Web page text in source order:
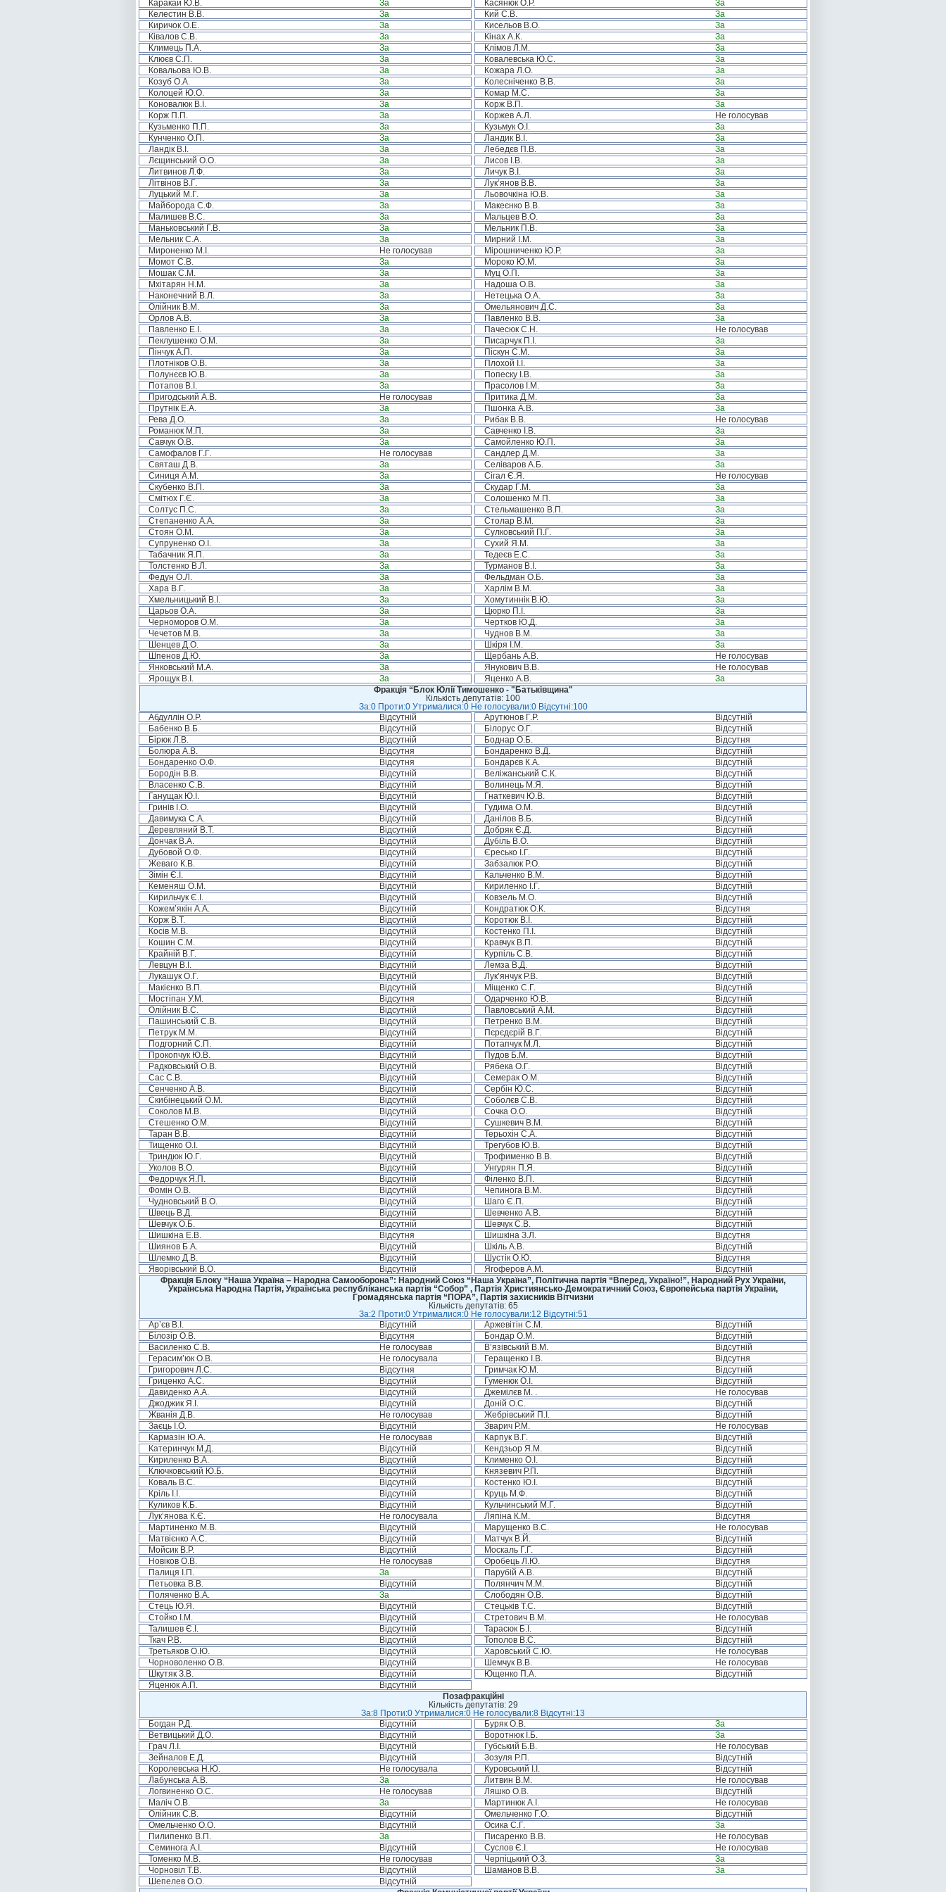
Каракай Ю.В.
За Касянюк О.Р.
За
Келестин В.В.
За Кий С.В.
За
Киричок О.Е.
За Кисельов В.О.
За
Ківалов С.В.
За Кінах А.К.
За
Климець П.А.
За Клімов Л.М.
За
Клюєв С.П.
За Ковалевська Ю.С.
За
Ковальова Ю.В.
За Кожара Л.О.
За
Козуб О.А.
За Колесніченко В.В.
За
Колоцей Ю.О.
За Комар М.С.
За
Коновалюк В.І.
За Корж В.П.
За
Корж П.П.
За Коржев А.Л.
Не голосував
Кузьменко П.П.
За Кузьмук О.І.
За
Кунченко О.П.
За Ландик В.І.
За
Ландік В.І.
За Лебедєв П.В.
За
Лєщинський О.О.
За Лисов І.В.
За
Литвинов Л.Ф.
За Личук В.І.
За
Літвінов В.Г.
За Лук’янов В.В.
За
Луцький М.Г.
За Льовочкіна Ю.В.
За
Майборода С.Ф.
За Макеєнко В.В.
За
Малишев В.С.
За Мальцев В.О.
За
Маньковський Г.В.
За Мельник П.В.
За
Мельник С.А.
За Мирний І.М.
За
Мироненко М.І.
Не голосував Мірошниченко Ю.Р.
За
Момот С.В.
За Мороко Ю.М.
За
Мошак С.М.
За Муц О.П.
За
Мхітарян Н.М.
За Надоша О.В.
За
Наконечний В.Л.
За Нетецька О.А.
За
Олійник В.М.
За Омельянович Д.С.
За
Орлов А.В.
За Павленко В.В.
За
Павленко Е.І.
За Пачесюк С.Н.
Не голосував
Пеклушенко О.М.
За Писарчук П.І.
За
Пінчук А.П.
За Піскун С.М.
За
Плотніков О.В.
За Плохой І.І.
За
Полунєєв Ю.В.
За Попеску І.В.
За
Потапов В.І.
За Прасолов І.М.
За
Пригодський А.В.
Не голосував Притика Д.М.
За
Прутнік Е.А.
За Пшонка А.В.
За
Рева Д.О.
За Рибак В.В.
Не голосував
Романюк М.П.
За Савченко І.В.
За
Савчук О.В.
За Самойленко Ю.П.
За
Самофалов Г.Г.
Не голосував Сандлер Д.М.
За
Святаш Д.В.
За Селіваров А.Б.
За
Синиця А.М.
За Сігал Є.Я.
Не голосував
Скубенко В.П.
За Скудар Г.М.
За
Смітюх Г.Є.
За Солошенко М.П.
За
Солтус П.С.
За Стельмашенко В.П.
За
Степаненко А.А.
За Столар В.М.
За
Стоян О.М.
За Сулковський П.Г.
За
Супруненко О.І.
За Сухий Я.М.
За
Табачник Я.П.
За Тедеєв Е.С.
За
Толстенко В.Л.
За Турманов В.І.
За
Федун О.Л.
За Фельдман О.Б.
За
Хара В.Г.
За Харлім В.М.
За
Хмельницький В.І.
За Хомутиннік В.Ю.
За
Царьов О.А.
За Цюрко П.І.
За
Черноморов О.М.
За Чертков Ю.Д.
За
Чечетов М.В.
За Чуднов В.М.
За
Шенцев Д.О.
За Шкіря І.М.
За
Шпенов Д.Ю.
За Щербань А.В.
Не голосував
Янковський М.А.
За Янукович В.В.
Не голосував
Ярощук В.І.
За Яценко А.В.
За
Фракція “Блок Юлії Тимошенко - "Батьківщина"
Кількість депутатів: 100
За:0 Проти:0 Утрималися:0 Не голосували:0 Відсутні:100
Абдуллін О.Р.
Відсутній Арутюнов Г.Р.
Відсутній
Бабенко В.Б.
Відсутній Білорус О.Г.
Відсутній
Бірюк Л.В.
Відсутній Боднар О.Б.
Відсутня
Болюра А.В.
Відсутня Бондаренко В.Д.
Відсутній
Бондаренко О.Ф.
Відсутня Бондарєв К.А.
Відсутній
Бородін В.В.
Відсутній Веліжанський С.К.
Відсутній
Власенко С.В.
Відсутній Волинець М.Я.
Відсутній
Ганущак Ю.І.
Відсутній Гнаткевич Ю.В.
Відсутній
Гринів І.О.
Відсутній Гудима О.М.
Відсутній
Давимука С.А.
Відсутній Данілов В.Б.
Відсутній
Деревляний В.Т.
Відсутній Добряк Є.Д.
Відсутній
Дончак В.А.
Відсутній Дубіль В.О.
Відсутній
Дубовой О.Ф.
Відсутній Єресько І.Г.
Відсутній
Жеваго К.В.
Відсутній Забзалюк Р.О.
Відсутній
Зімін Є.І.
Відсутній Кальченко В.М.
Відсутній
Кеменяш О.М.
Відсутній Кириленко І.Г.
Відсутній
Кирильчук Є.І.
Відсутній Ковзель М.О.
Відсутній
Кожем’якін А.А.
Відсутній Кондратюк О.К.
Відсутня
Корж В.Т.
Відсутній Коротюк В.І.
Відсутній
Косів М.В.
Відсутній Костенко П.І.
Відсутній
Кошин С.М.
Відсутній Кравчук В.П.
Відсутній
Крайній В.Г.
Відсутній Курпіль С.В.
Відсутній
Левцун В.І.
Відсутній Лемза В.Д.
Відсутній
Лукашук О.Г.
Відсутній Лук’янчук Р.В.
Відсутній
Макієнко В.П.
Відсутній Міщенко С.Г.
Відсутній
Мостіпан У.М.
Відсутня Одарченко Ю.В.
Відсутній
Олійник В.С.
Відсутній Павловський А.М.
Відсутній
Пашинський С.В.
Відсутній Петренко В.М.
Відсутній
Петрук М.М.
Відсутній Пєрєдєрій В.Г.
Відсутній
Подгорний С.П.
Відсутній Потапчук М.Л.
Відсутній
Прокопчук Ю.В.
Відсутній Пудов Б.М.
Відсутній
Радковський О.В.
Відсутній Рябека О.Г.
Відсутній
Сас С.В.
Відсутній Семерак О.М.
Відсутній
Сенченко А.В.
Відсутній Сербін Ю.С.
Відсутній
Скибінецький О.М.
Відсутній Соболєв С.В.
Відсутній
Соколов М.В.
Відсутній Сочка О.О.
Відсутній
Стешенко О.М.
Відсутній Сушкевич В.М.
Відсутній
Таран В.В.
Відсутній Терьохін С.А.
Відсутній
Тищенко О.І.
Відсутній Трегубов Ю.В.
Відсутній
Триндюк Ю.Г.
Відсутній Трофименко В.В.
Відсутній
Уколов В.О.
Відсутній Унгурян П.Я.
Відсутній
Федорчук Я.П.
Відсутній Філенко В.П.
Відсутній
Фомін О.В.
Відсутній Чепинога В.М.
Відсутній
Чудновський В.О.
Відсутній Шаго Є.П.
Відсутній
Швець В.Д.
Відсутній Шевченко А.В.
Відсутній
Шевчук О.Б.
Відсутній Шевчук С.В.
Відсутній
Шишкіна Е.В.
Відсутня Шишкіна З.Л.
Відсутня
Шиянов Б.А.
Відсутній Шкіль А.В.
Відсутній
Шлемко Д.В.
Відсутній Шустік О.Ю.
Відсутня
Яворівський В.О.
Відсутній Ягоферов А.М.
Відсутній
Фракція Блоку “Наша Україна – Народна Самооборона”: Народний Союз “Наша Україна”, Політична партія “Вперед, Україно!”, Народний Рух України,
Українська Народна Партія, Українська республіканська партія “Собор” , Партія Християнсько-Демократичний Союз, Європейська партія України,
Громадянська партія “ПОРА”, Партія захисників Вітчизни
Кількість депутатів: 65
За:2 Проти:0 Утрималися:0 Не голосували:12 Відсутні:51
Ар’єв В.І.
Відсутній Аржевітін С.М.
Відсутній
Білозір О.В.
Відсутня Бондар О.М.
Відсутній
Василенко С.В.
Не голосував В’язівський В.М.
Відсутній
Герасим’юк О.В.
Не голосувала Геращенко І.В.
Відсутня
Григорович Л.С.
Відсутня Гримчак Ю.М.
Відсутній
Гриценко А.С.
Відсутній Гуменюк О.І.
Відсутній
Давиденко А.А.
Відсутній Джемілєв М. .
Не голосував
Джоджик Я.І.
Відсутній Доній О.С.
Відсутній
Жванія Д.В.
Не голосував Жебрівський П.І.
Відсутній
Заєць І.О.
Відсутній Зварич Р.М.
Не голосував
Кармазін Ю.А.
Не голосував Карпук В.Г.
Відсутній
Катеринчук М.Д.
Відсутній Кендзьор Я.М.
Відсутній
Кириленко В.А.
Відсутній Клименко О.І.
Відсутній
Ключковський Ю.Б.
Відсутній Князевич Р.П.
Відсутній
Коваль В.С.
Відсутній Костенко Ю.І.
Відсутній
Кріль І.І.
Відсутній Круць М.Ф.
Відсутній
Куликов К.Б.
Відсутній Кульчинський М.Г.
Відсутній
Лук’янова К.Є.
Не голосувала Ляпіна К.М.
Відсутня
Мартиненко М.В.
Відсутній Марущенко В.С.
Не голосував
Матвієнко А.С.
Відсутній Матчук В.Й.
Відсутній
Мойсик В.Р.
Відсутній Москаль Г.Г.
Відсутній
Новіков О.В.
Не голосував Оробець Л.Ю.
Відсутня
Палиця І.П.
За Парубій А.В.
Відсутній
Петьовка В.В.
Відсутній Полянчич М.М.
Відсутній
Поляченко В.А.
За Слободян О.В.
Відсутній
Стець Ю.Я.
Відсутній Стецьків Т.С.
Відсутній
Стойко І.М.
Відсутній Стретович В.М.
Не голосував
Талишев Є.І.
Відсутній Тарасюк Б.І.
Відсутній
Ткач Р.В.
Відсутній Тополов В.С.
Відсутній
Третьяков О.Ю.
Відсутній Харовський С.Ю.
Не голосував
Чорноволенко О.В.
Відсутній Шемчук В.В.
Не голосував
Шкутяк З.В.
Відсутній Ющенко П.А.
Відсутній
Яценюк А.П.
Відсутній
Позафракційні
Кількість депутатів: 29
За:8 Проти:0 Утрималися:0 Не голосували:8 Відсутні:13
Богдан Р.Д.
Відсутній Буряк О.В.
За
Ветвицький Д.О.
Відсутній Воротнюк І.Б.
За
Грач Л.І.
Відсутній Губський Б.В.
Не голосував
Зейналов Е.Д.
Відсутній Зозуля Р.П.
Відсутній
Королевська Н.Ю.
Не голосувала Куровський І.І.
Відсутній
Лабунська А.В.
За Литвин В.М.
Не голосував
Логвиненко О.С.
Не голосував Ляшко О.В.
Відсутній
Маліч О.В.
За Мартинюк А.І.
Не голосував
Олійник С.В.
Відсутній Омельченко Г.О.
Відсутній
Омельченко О.О.
Відсутній Осика С.Г.
За
Пилипенко В.П.
За Писаренко В.В.
Не голосував
Семинога А.І.
Відсутній Суслов Є.І.
Не голосував
Томенко М.В.
Не голосував Черпіцький О.З.
За
Чорновіл Т.В.
Відсутній Шаманов В.В.
За
Шепелев О.О.
Відсутній